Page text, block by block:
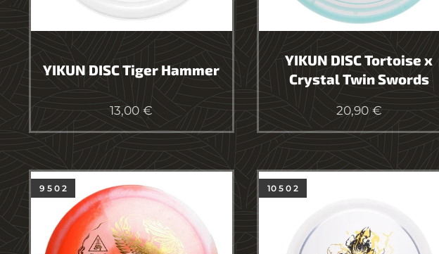
YIKUN DISC Tiger Hammer
13,00 €
YIKUN DISC Tortoise x
Crystal Twin Swords
20,90€
9 5 0 2 10 5 0 2